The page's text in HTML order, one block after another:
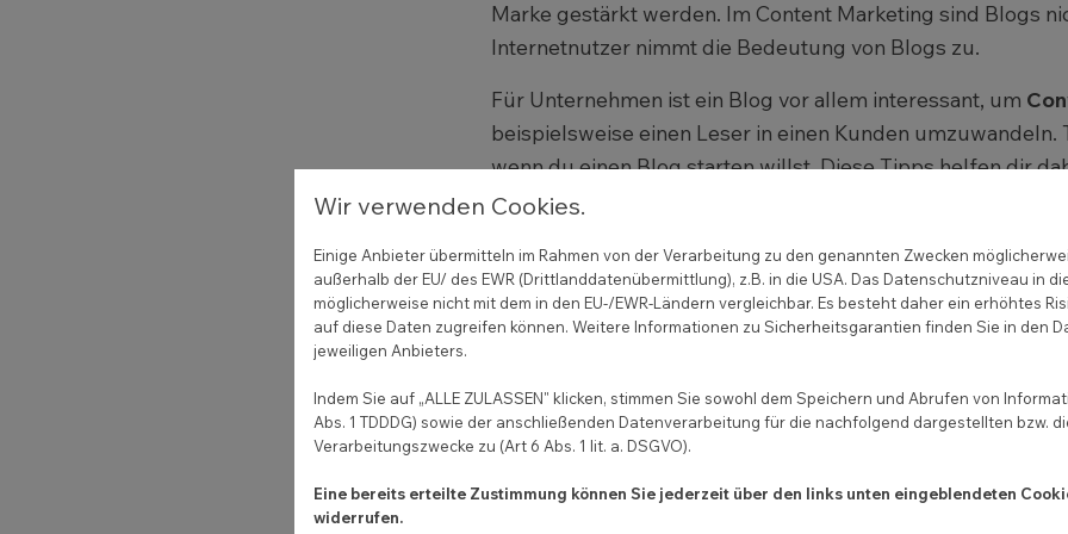
Marke gestärkt werden. Im Content Marketing sind Blogs
Internetnutzer nimmt die Bedeutung von Blogs zu.
Für Unternehmen ist ein Blog vor allem interessant, um
beispielsweise einen Leser in einen Kunden
wenn du einen Blog starten willst. Diese Tipps helfen dir
Warum Unternehmen einen Blog
Einen Blog schreiben schon lange nicht mehr nur
Marketing Kanal. Dementsprechend werden auf Blogs
Anwendung oderHintergrundwissenveröffentlicht.
bloggen.
Wir verwenden Cookies.
Einige Anbieter übermitteln im Rahmen von der Verarbeitung zu den genannten Zwecken
außerhalb der EU/ des EWR (Drittlanddatenübermittlung), z.B. in die USA. Das Datenschutzniveau in
möglicherweise nicht mit dem in den EU-/EWR-Ländern vergleichbar. Es besteht daher ein erhöhtes
auf diese Daten zugreifen können. Weitere Informationen zu Sicherheitsgarantien finden Sie in den
jeweiligen Anbieters.
Indem Sie auf „ALLE ZULASSEN" klicken, stimmen Sie sowohl dem Speichern und Abrufen von
Abs. 1 TDDDG) sowie der anschließenden Datenverarbeitung für die nachfolgend dargestellten bzw.
Verarbeitungszwecke zu (Art 6 Abs. 1 lit. a. DSGVO).
Eine bereits erteilte Zustimmung können Sie jederzeit über den links unten eingeblendeten
widerrufen.